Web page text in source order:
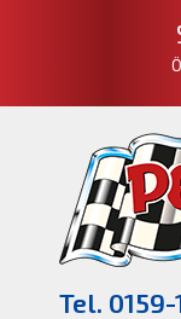
Tel. 0159-